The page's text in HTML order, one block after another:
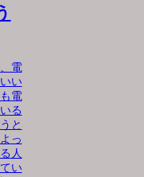
電
い
電
る
と
っ
人
い